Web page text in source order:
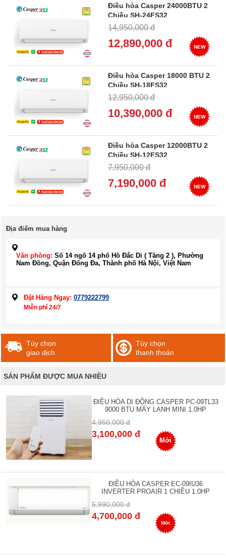
Điều hòa Casper 24000BTU 2
Chiều SH-24FS32
14,950,000 đ
12,890,000 đ NEW
Điều hòa Casper 18000 BTU 2
Chiều SH-18FS32
12,950,000 đ
10,390,000 đ NEW
Điều hòa Casper 12000BTU 2
Chiều SH-12FS32
7,950,000 đ
7,190,000 đ NEW
Địa điểm mua hàng
Văn phòng: Số 14 ngõ 14 phố Hồ Đắc Di ( Tầng 2 ), Phường
Nam Đồng, Quận Đống Đa, Thành phố Hà Nội, Việt Nam
Đặt Hàng Ngay: 0779222799
Miễn phí 24/7
Tùy chọn
giao dịch
Tùy chọn
thanh thoán
SẢN PHẨM ĐƯỢC MUA NHIỀU
ĐIỀU HÒA DI ĐỘNG CASPER PC-09TL33
9000 BTU MÁY LẠNH MINI 1.0HP
4,950,000 đ
3,100,000 đ
Mới
ĐIỀU HÒA CASPER EC-09IU36
INVERTER PROAIR 1 CHIỀU 1.0HP
5,990,000 đ
4,700,000 đ
Mới